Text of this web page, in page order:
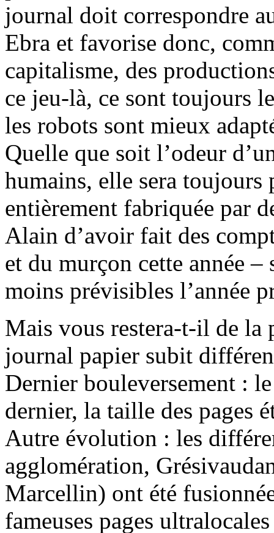
journal doit correspondre
Ebra et favorise donc,
capitalisme, des
ce jeu-là, ce sont toujours
les robots sont mieux
Quelle que soit l’odeur
humains, elle sera toujours
entièrement fabriquée par
Alain d’avoir fait des
et du murçon cette année
moins prévisibles l’année
Mais vous restera-t-il de la
journal papier subit
Dernier bouleversement :
dernier, la taille des pages
Autre évolution : les
agglomération,
Marcellin) ont été
fameuses pages